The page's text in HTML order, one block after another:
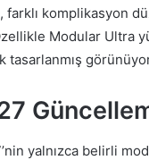
komplikasyon
Modular Ultra
tasarlanmış
yalnızca belirli